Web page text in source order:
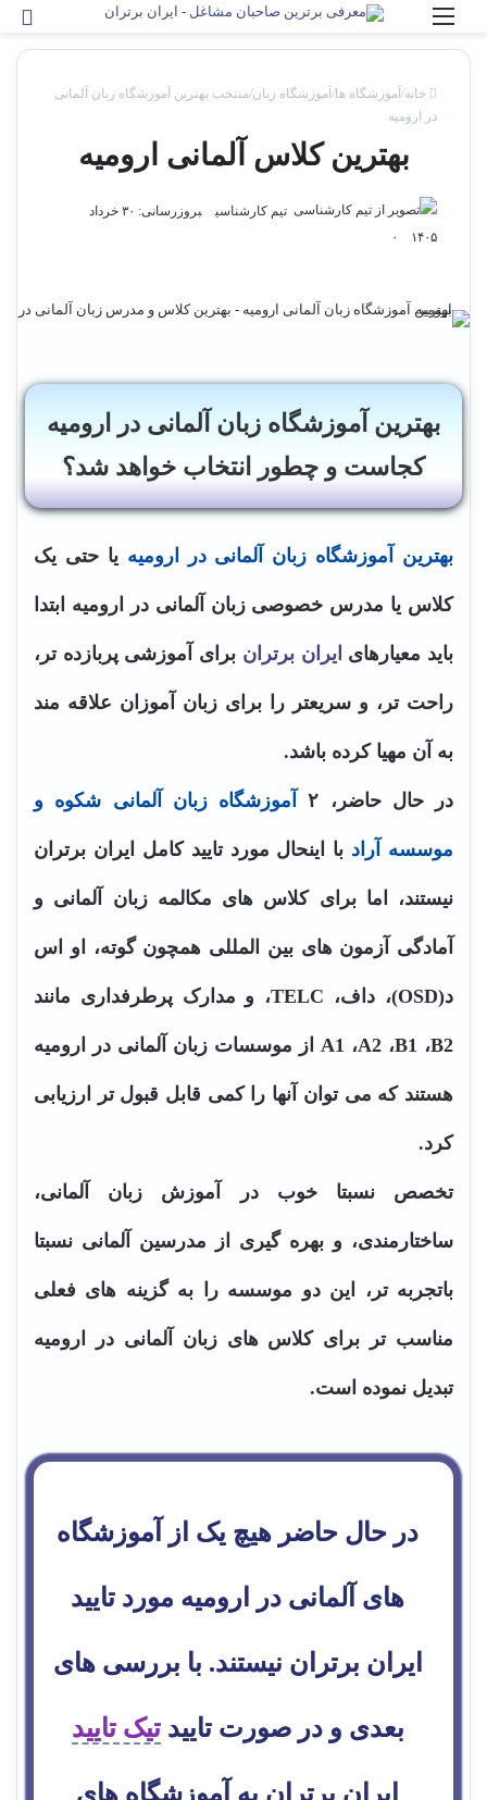
خانه/ آموزشگاه ها/ آموزشگاه زبان/منتخب بهترین آموزشگاه زبان آلمانی
در ارومیه
بهترین کلاس آلمانی ارومیه
تیم کارشناسی
بروزرسانی: ۳۰ خرداد
۱۴۰۵
۰
بهترین آموزشگاه زبان آلمانی در ارومیه
کجاست و چطور انتخاب خواهد شد؟
بهترین آموزشگاه زبان آلمانی در ارومیه یا حتی یک
کلاس یا مدرس خصوصی زبان آلمانی در ارومیه ابتدا
باید معیارهای ایران برتران برای آموزشی پربازده تر،
راحت تر، و سریعتر را برای زبان آموزان علاقه مند
به آن مهیا کرده باشد.
در حال حاضر، ۲ آموزشگاه زبان آلمانی شکوه و
موسسه آراد با اینحال مورد تایید کامل ایران برتران
نیستند، اما برای کلاس های مکالمه زبان آلمانی و
آمادگی آزمون های بین المللی همچون گوته، او اس
د(OSD)، داف، TELC، و مدارک پرطرفداری مانند
A1 ،A2 ،B1 ،B2 از موسسات زبان آلمانی در ارومیه
هستند که می توان آنها را کمی قابل قبول تر ارزیابی
کرد.
تخصص نسبتا خوب در آموزش زبان آلمانی،
ساختارمندی، و بهره گیری از مدرسین آلمانی نسبتا
باتجربه تر، این دو موسسه را به گزینه های فعلی
مناسب تر برای کلاس های زبان آلمانی در ارومیه
تبدیل نموده است.
در حال حاضر هیچ یک از آموزشگاه
های آلمانی در ارومیه مورد تایید
ایران برتران نیستند. با بررسی های
بعدی و در صورت تاییدتیک تایید
ایران برتران به آموزشگاه های